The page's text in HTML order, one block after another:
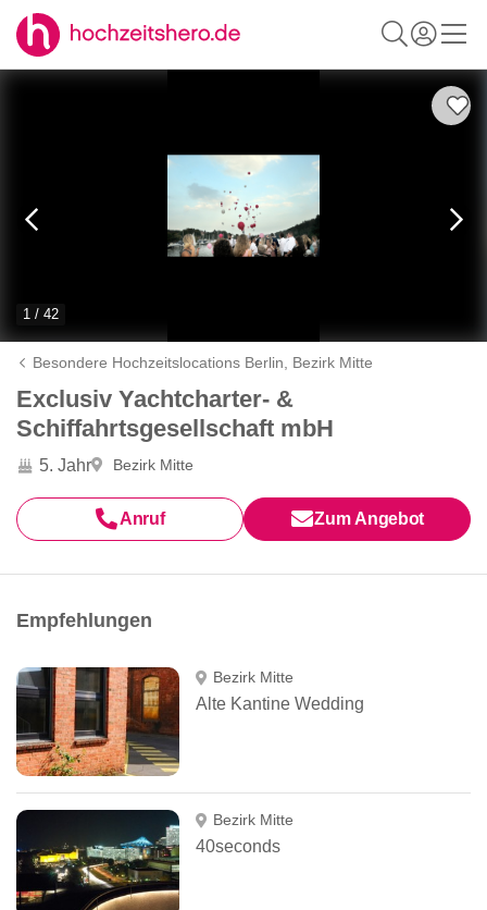
1 / 42
Besondere Hochzeitslocations Berlin, Bezirk Mitte
Exclusiv Yachtcharter- &
Schiffahrtsgesellschaft mbH
5. Jahr Bezirk Mitte
Anruf Zum Angebot
Empfehlungen
Bezirk Mitte
Alte Kantine Wedding
Bezirk Mitte
40seconds